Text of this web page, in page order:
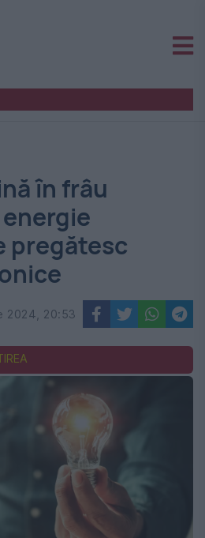
în frâu
pregătesc
2024, 20:53